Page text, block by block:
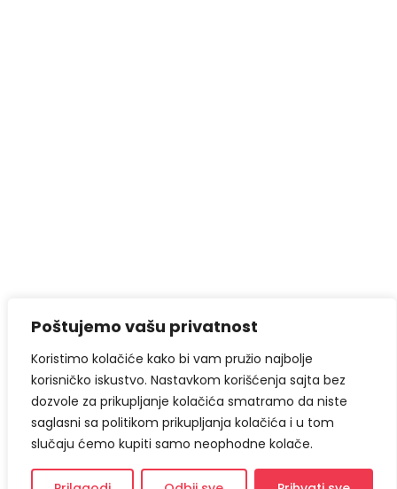
Poštujemo vašu privatnost
Koristimo kolačiće kako bi vam pružio najbolje
korisničko iskustvo. Nastavkom korišćenja sajta bez
dozvole za prikupljanje kolačića smatramo da niste
saglasni sa politikom prikupljanja kolačića i u tom
slučaju ćemo kupiti samo neophodne kolače.